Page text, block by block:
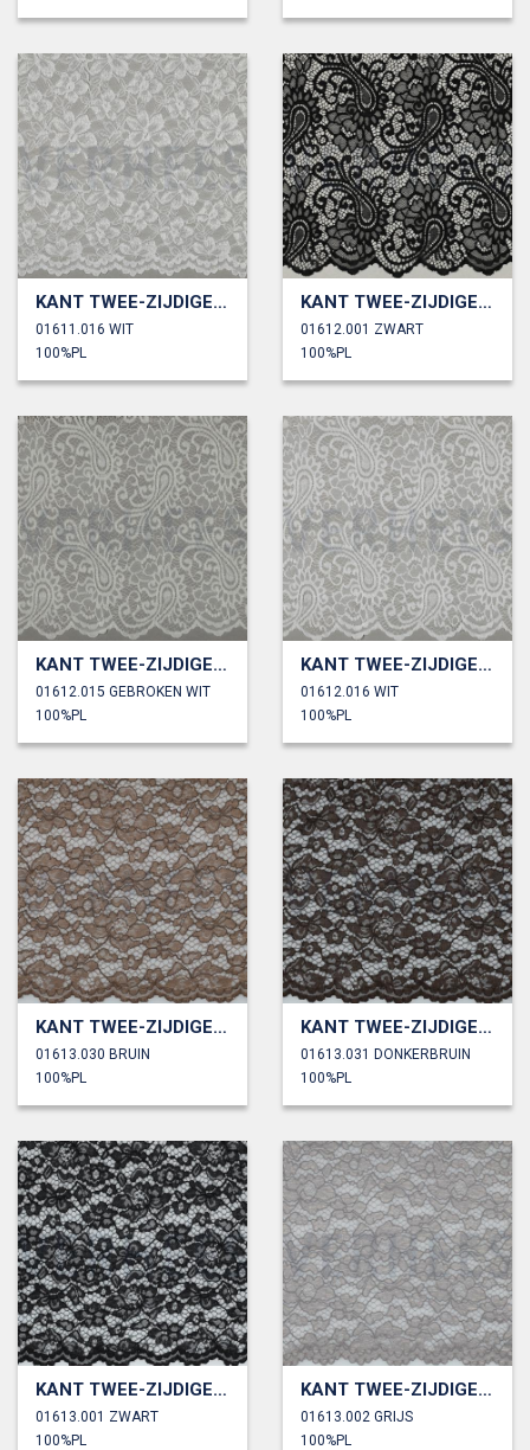
KANT TWEE-ZIJDIGE GOLFRAND
01611.016 WIT
100%PL
KANT TWEE-ZIJDIGE GOLFRAND
01612.001 ZWART
100%PL
KANT TWEE-ZIJDIGE GOLFRAND
01612.015 GEBROKEN WIT
100%PL
KANT TWEE-ZIJDIGE GOLFRAND
01612.016 WIT
100%PL
KANT TWEE-ZIJDIGE GOLFRAND
01613.030 BRUIN
100%PL
KANT TWEE-ZIJDIGE GOLFRAND
01613.031 DONKERBRUIN
100%PL
KANT TWEE-ZIJDIGE GOLFRAND
01613.001 ZWART
100%PL
KANT TWEE-ZIJDIGE GOLFRAND
01613.002 GRIJS
100%PL